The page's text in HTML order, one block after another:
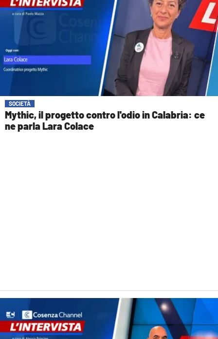
SOCIETÀ
Mythic, il progetto contro l'odio in Calabria: ce
ne parla Lara Colace